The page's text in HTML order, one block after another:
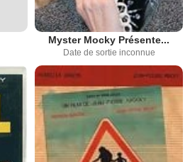
Myster Mocky Présente...
Date de sortie inconnue